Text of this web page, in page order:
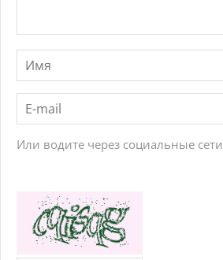
Или водите через социальные сети